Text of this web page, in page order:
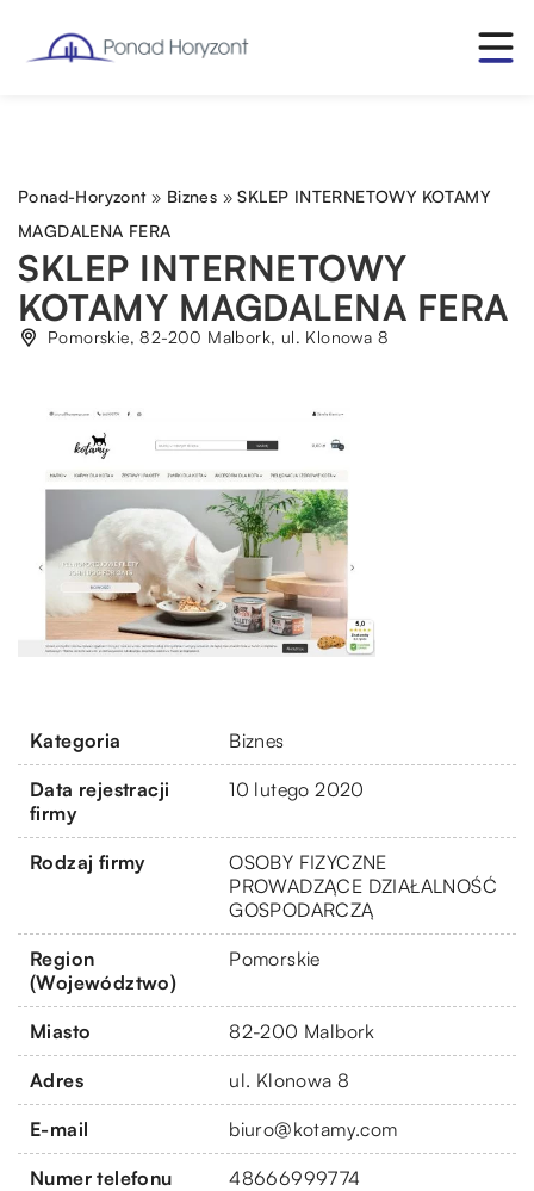
Ponad-Horyzont» Biznes »SKLEP INTERNETOWY KOTAMY
MAGDALENA FERA
SKLEP INTERNETOWY
KOTAMY MAGDALENA FERA
Pomorskie, 82-200 Malbork, ul. Klonowa 8
Kategoria Biznes
Data rejestracji
firmy
10 lutego 2020
Rodzaj firmy
OSOBY FIZYCZNE
PROWADZĄCE DZIAŁALNOŚĆ
GOSPODARCZĄ
Region
(Województwo)
Pomorskie
Miasto 82-200 Malbork
Adres ul. Klonowa 8
E-mail biuro@kotamy.com
Numer telefonu 48666999774